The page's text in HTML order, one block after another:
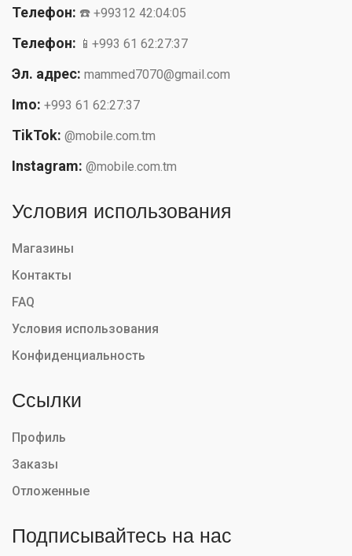
Телефон: ☎️ +99312 42:04:05
Телефон: 📱+993 61 62:27:37
Эл. адрес: mammed7070@gmail.com
Imo: +993 61 62:27:37
TikTok: @mobile.com.tm
Instagram: @mobile.com.tm
Условия использования
Магазины
Контакты
FAQ
Условия использования
Конфиденциальность
Ссылки
Профиль
Заказы
Отложенные
Подписывайтесь на нас